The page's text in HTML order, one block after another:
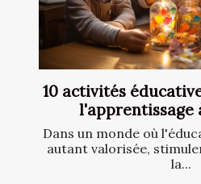
10 activités
l'apprentissage
Dans un monde où
autant valorisée,
la...